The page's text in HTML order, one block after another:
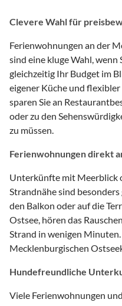
Clevere Wahl für
Ferienwohnungen an der
sind eine kluge Wahl,
gleichzeitig Ihr Budget im
eigener Küche und
sparen Sie an
oder zu den
zu müssen.
Ferienwohnungen direkt
Unterkünfte mit Meerblick
Strandnähe sind
den Balkon oder auf die
Ostsee, hören das
Strand in wenigen Minuten.
Mecklenburgischen
Hundefreundliche
Viele Ferienwohnungen